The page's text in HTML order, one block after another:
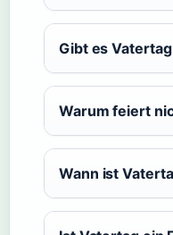
Gibt es
Warum feiert
Wann ist